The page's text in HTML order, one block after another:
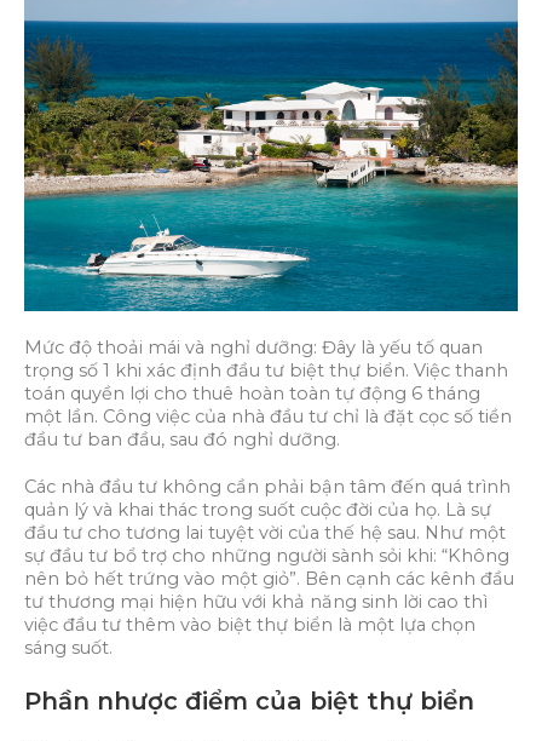
Mức độ thoải mái và nghỉ dưỡng: Đây là yếu tố quan
trọng số 1 khi xác định đầu tư biệt thự biển. Việc thanh
toán quyền lợi cho thuê hoàn toàn tự động 6 tháng
một lần. Công việc của nhà đầu tư chỉ là đặt cọc số tiền
đầu tư ban đầu, sau đó nghỉ dưỡng.
Các nhà đầu tư không cần phải bận tâm đến quá trình
quản lý và khai thác trong suốt cuộc đời của họ. Là sự
đầu tư cho tương lai tuyệt vời của thế hệ sau. Như một
sự đầu tư bổ trợ cho những người sành sỏi khi: “Không
nên bỏ hết trứng vào một giỏ”. Bên cạnh các kênh đầu
tư thương mại hiện hữu với khả năng sinh lời cao thì
việc đầu tư thêm vào biệt thự biển là một lựa chọn
sáng suốt.
Phần nhược điểm của biệt thự biển